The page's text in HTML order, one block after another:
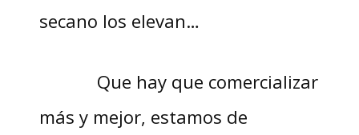
secano los elevan…
Que hay que comercializar
más y mejor, estamos de